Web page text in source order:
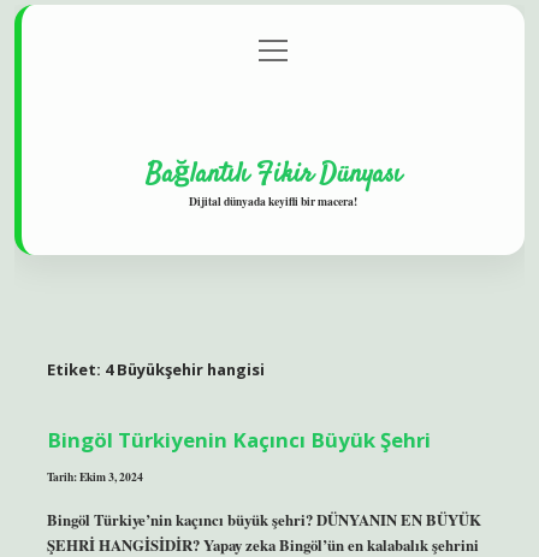
Gizlilik Politikası
menüyü
aç
Bağlantılı Fikir Dünyası
Dijital dünyada keyifli bir macera!
Etiket: 4 Büyükşehir hangisi
Bingöl Türkiyenin Kaçıncı Büyük Şehri
Tarih: Ekim 3, 2024
Bingöl Türkiye’nin kaçıncı büyük şehri? DÜNYANIN EN BÜYÜK
ŞEHRİ HANGİSİDİR? Yapay zeka Bingöl’ün en kalabalık şehrini